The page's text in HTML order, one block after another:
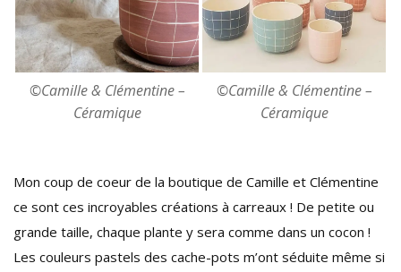
©Camille & Clémentine –
Céramique
©Camille & Clémentine –
Céramique
Mon coup de coeur de la boutique de Camille et Clémentine
ce sont ces incroyables créations à carreaux ! De petite ou
grande taille, chaque plante y sera comme dans un cocon !
Les couleurs pastels des cache-pots m’ont séduite même si